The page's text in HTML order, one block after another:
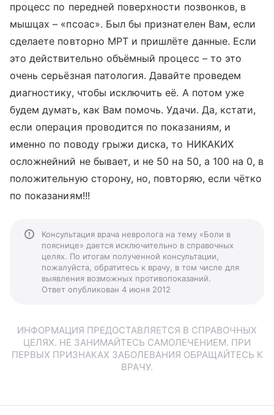
процесс по передней поверхности позвонков, в
мышцах – «псоас». Был бы признателен Вам, если
сделаете повторно МРТ и пришлёте данные. Если
это действительно объёмный процесс – то это
очень серьёзная патология. Давайте проведем
диагностику, чтобы исключить её. А потом уже
будем думать, как Вам помочь. Удачи. Да, кстати,
если операция проводится по показаниям, и
именно по поводу грыжи диска, то НИКАКИХ
осложнейний не бывает, и не 50 на 50, а 100 на 0, в
положительную сторону, но, повторяю, если чётко
по показаниям!!!
Консультация врача невролога на тему «Боли в
пояснице» дается исключительно в справочных
целях. По итогам полученной консультации,
пожалуйста, обратитесь к врачу, в том числе для
выявления возможных противопоказаний.
Ответ опубликован 4 июня 2012
ИНФОРМАЦИЯ ПРЕДОСТАВЛЯЕТСЯ В СПРАВОЧНЫХ
ЦЕЛЯХ. НЕ ЗАНИМАЙТЕСЬ САМОЛЕЧЕНИЕМ. ПРИ
ПЕРВЫХ ПРИЗНАКАХ ЗАБОЛЕВАНИЯ ОБРАЩАЙТЕСЬ К
ВРАЧУ.